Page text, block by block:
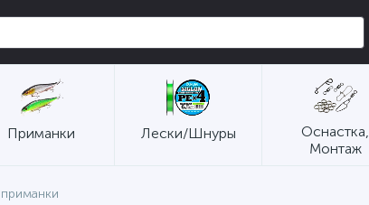
Приманки Лески/Шнуры
Оснастка,
Монтаж